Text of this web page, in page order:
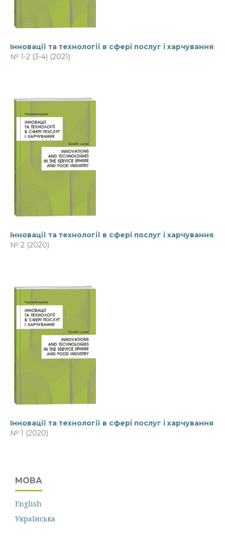
Інновації та технології в сфері послуг і харчування
№ 1-2 (3-4) (2021)
Інновації та технології в сфері послуг і харчування
№ 2 (2020)
Інновації та технології в сфері послуг і харчування
№ 1 (2020)
МОВА
English
Українська